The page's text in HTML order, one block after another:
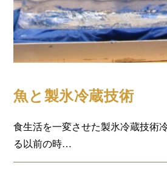
魚と製氷冷蔵技術
食生活を一変させた製氷冷蔵技術
る以前の時…